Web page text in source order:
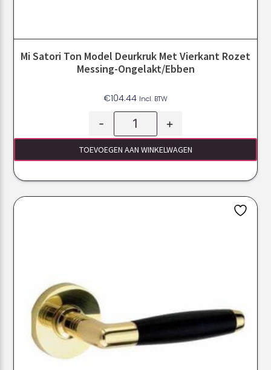
Mi Satori Ton Model Deurkruk Met Vierkant Rozet
Messing-Ongelakt/ebben
€104.44 Incl. BTW
- +
TOEVOEGEN AAN WINKELWAGEN